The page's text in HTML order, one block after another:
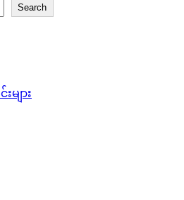
Search
ျား